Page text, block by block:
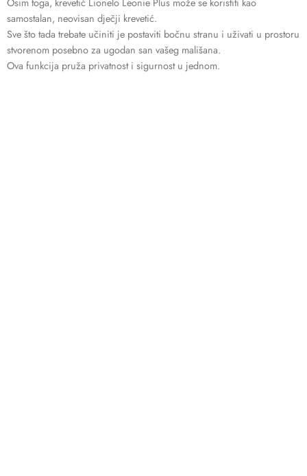
samostalan, neovisan dječji krevetić.
Sve što tada trebate učiniti je postaviti bočnu stranu i uživati u prostoru
stvorenom posebno za ugodan san vašeg mališana.
Ova funkcija pruža privatnost i sigurnost u jednom.